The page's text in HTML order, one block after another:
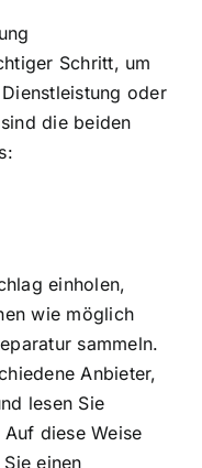
Schritt, um
oder
die beiden
einholen,
wie möglich
sammeln.
Anbieter,
lesen Sie
diese Weise
einen